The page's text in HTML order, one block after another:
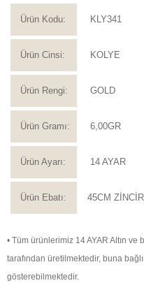
Ürün Kodu: KLY341
Ürün Cinsi: KOLYE
Ürün Rengi: GOLD
Ürün Gramı: 6,00GR
Ürün Ayarı: 14 AYAR
Ürün Ebatı: 45CM ZİNCİR
• Tüm ürünlerimiz 14 AYAR Altın
tarafından üretilmektedir, buna
gösterebilmektedir.